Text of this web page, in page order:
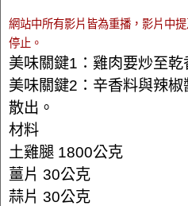
網站中所有影片皆為重播，影片中
停止。
美味關鍵1：雞肉要炒至乾
美味關鍵2：辛香料與辣
散出。
材料
土雞腿 1800公克
薑片 30公克
蒜片 30公克